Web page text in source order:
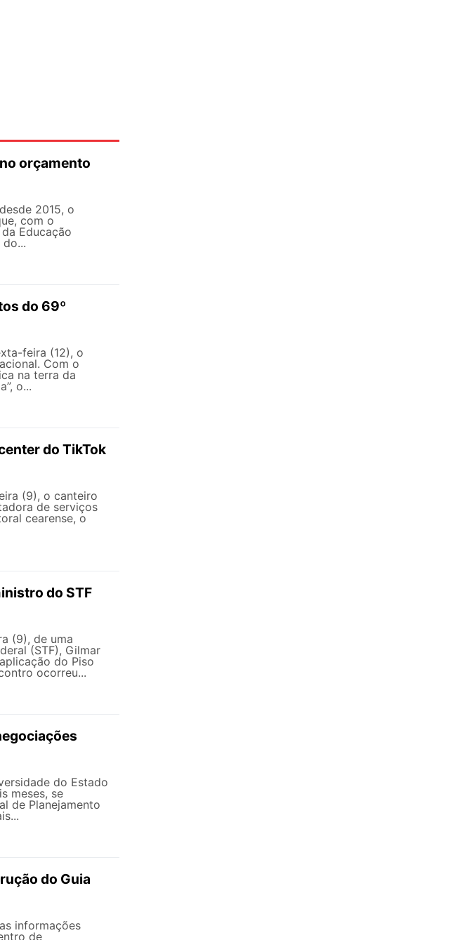
orçamento
2015, o
com o
Educação
do 69º
feira (12), o
Com o
na terra da
o...
do TikTok
(9), o canteiro
de serviços
cearense, o
do STF
(9), de uma
(STF), Gilmar
do Piso
ocorreu...
do Estado
meses, se
de Planejamento
do Guia
informações
de